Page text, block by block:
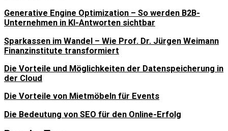
Generative Engine Optimization – So werden B2B-
Unternehmen in KI-Antworten sichtbar
Sparkassen im Wandel – Wie Prof. Dr. Jürgen Weimann
Finanzinstitute transformiert
Die Vorteile und Möglichkeiten der Datenspeicherung in
der Cloud
Die Vorteile von Mietmöbeln für Events
Die Bedeutung von SEO für den Online-Erfolg